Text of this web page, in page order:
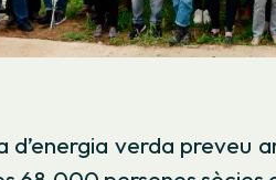
verda preveu